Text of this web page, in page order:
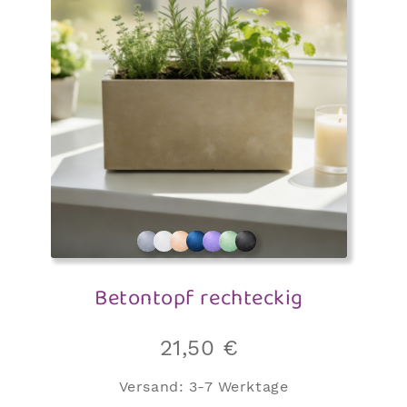
auf
der
Produktseite
werden
Betontopf rechteckig
21,50 €
Versand: 3-7 Werktage